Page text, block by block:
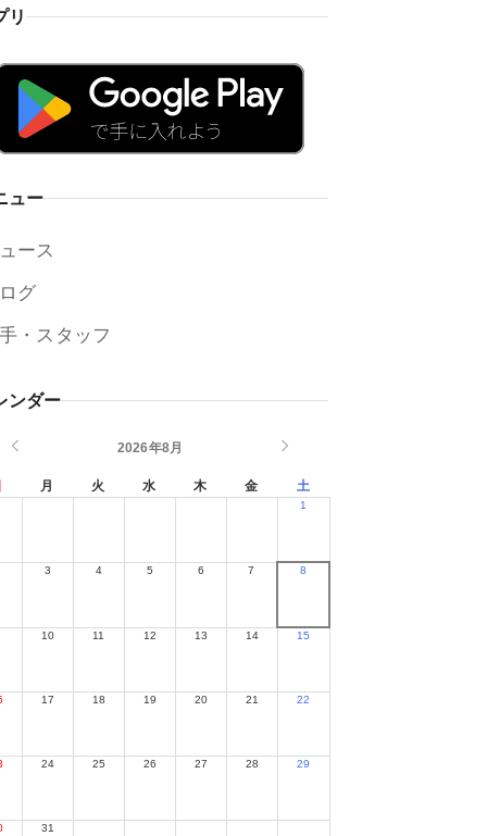
リ
ュー
ース
グ
・スタッフ
ンダー
2026年8月
月 火 水 木 金 土
1
3 4 5 6 7 8
10 11 12 13 14 15
17 18 19 20 21 22
24 25 26 27 28 29
31